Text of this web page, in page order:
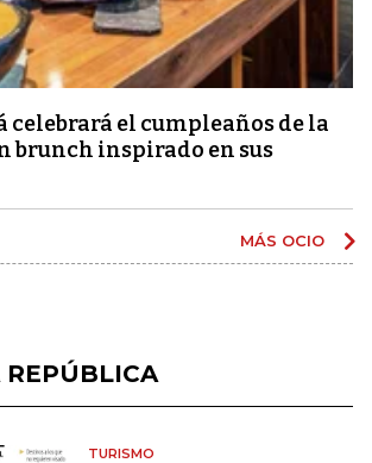
celebrará el cumpleaños de la
brunch inspirado en sus
MÁS OCIO
REPÚBLICA
TURISMO